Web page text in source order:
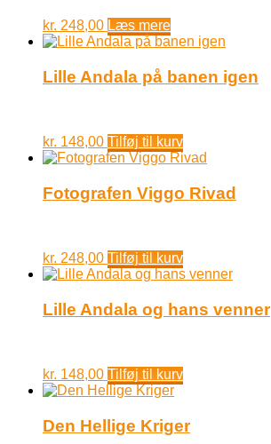
kr. 248,00 Læs mere
Lille Andala på banen igen
kr. 148,00 Tilføj til kurv
Fotografen Viggo Rivad
kr. 248,00 Tilføj til kurv
Lille Andala og hans venner
kr. 148,00 Tilføj til kurv
Den Hellige Kriger